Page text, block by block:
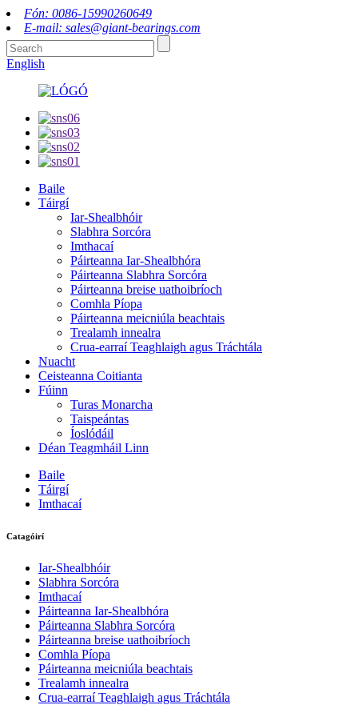
Fón: 0086-15990260649
E-mail: sales@giant-bearings.com
English
Baile
Táirgí
Iar-Shealbhóir
Slabhra Sorcóra
Imthacaí
Páirteanna Iar-Shealbhóra
Páirteanna Slabhra Sorcóra
Páirteanna breise uathoibríoch
Comhla Píopa
Páirteanna meicniúla beachtais
Trealamh innealra
Crua-earraí Teaghlaigh agus Tráchtála
Nuacht
Ceisteanna Coitianta
Fúinn
Turas Monarcha
Taispeántas
Íoslódáil
Déan Teagmháil Linn
Baile
Táirgí
Imthacaí
Catagóirí
Iar-Shealbhóir
Slabhra Sorcóra
Imthacaí
Páirteanna Iar-Shealbhóra
Páirteanna Slabhra Sorcóra
Páirteanna breise uathoibríoch
Comhla Píopa
Páirteanna meicniúla beachtais
Trealamh innealra
Crua-earraí Teaghlaigh agus Tráchtála